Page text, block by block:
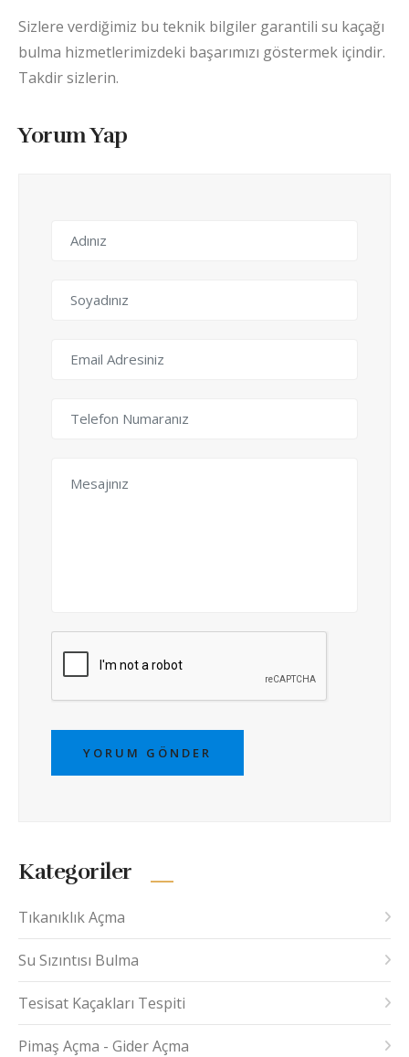
Sizlere verdiğimiz bu teknik bilgiler garantili su kaçağı
bulma hizmetlerimizdeki başarımızı göstermek içindir.
Takdir sizlerin.
Yorum Yap
YORUM GÖNDER
Kategoriler
Tıkanıklık Açma
Su Sızıntısı Bulma
Tesisat Kaçakları Tespiti
Pimaş Açma - Gider Açma